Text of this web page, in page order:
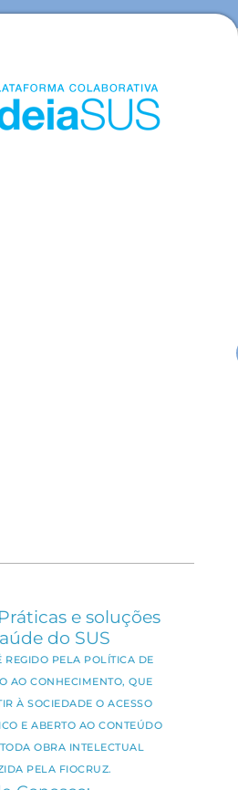
e soluções
do SUS
REGIDO PELA POLÍTICA DE
AO CONHECIMENTO, QUE
À SOCIEDADE O ACESSO
E ABERTO AO CONTEÚDO
OBRA INTELECTUAL
PELA FIOCRUZ.